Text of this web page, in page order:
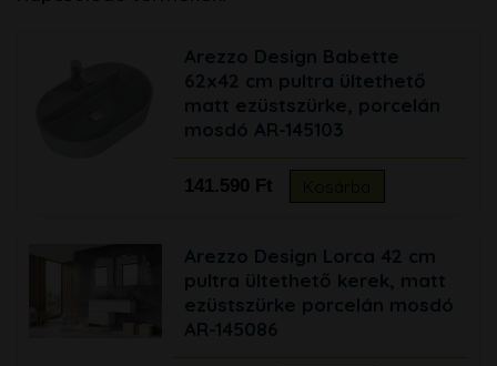
Arezzo Design Babette
62x42 cm pultra ültethető
matt ezüstszürke, porcelán
mosdó AR-145103
141.590 Ft
Arezzo Design Lorca 42 cm
pultra ültethető kerek, matt
ezüstszürke porcelán mosdó
AR-145086